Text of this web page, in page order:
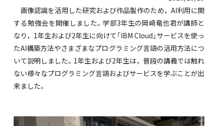
画像認識を活用した研究および作品製作のため，AI利用に関
する勉強会を開催しました。学部3年生の岡崎竜也君が講師と
なり，1年生および2年生に向けて「IBM Cloud」サービスを使っ
たAI構築方法やさまざまなプログラミング言語の活用方法につ
いて説明しました。1年生および2年生は，普段の講義では触れ
ない様々なプログラミング言語およびサービスを学ぶことが出
来ました。